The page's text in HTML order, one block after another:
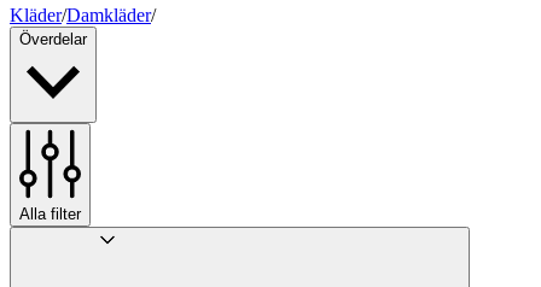
Kläder/Damkläder/
Överdelar
Alla filter